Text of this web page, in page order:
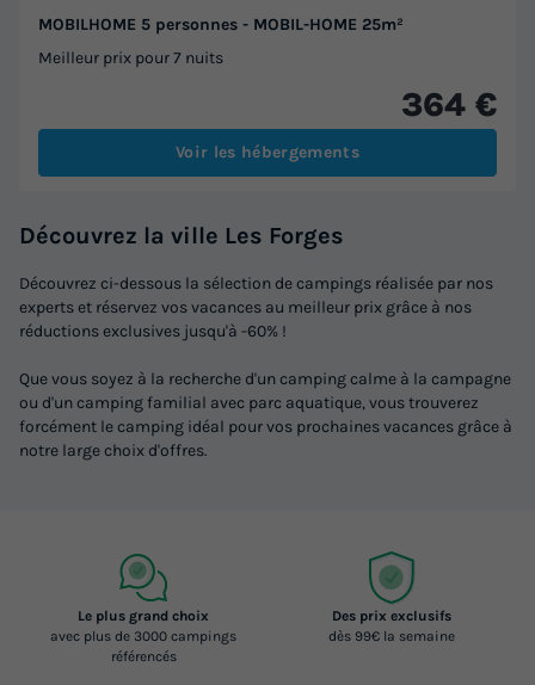
MOBILHOME 5 personnes - MOBIL-HOME 25m²
Meilleur prix pour 7 nuits
364 €
Voir les hébergements
Découvrez la ville Les Forges
Découvrez ci-dessous la sélection de campings réalisée par nos
experts et réservez vos vacances au meilleur prix grâce à nos
réductions exclusives jusqu'à -60% !
Que vous soyez à la recherche d'un camping calme à la campagne
ou d'un camping familial avec parc aquatique, vous trouverez
forcément le camping idéal pour vos prochaines vacances grâce à
notre large choix d'offres.
Le plus grand choix
avec plus de 3000 campings
référencés
Des prix exclusifs
dès 99€ la semaine